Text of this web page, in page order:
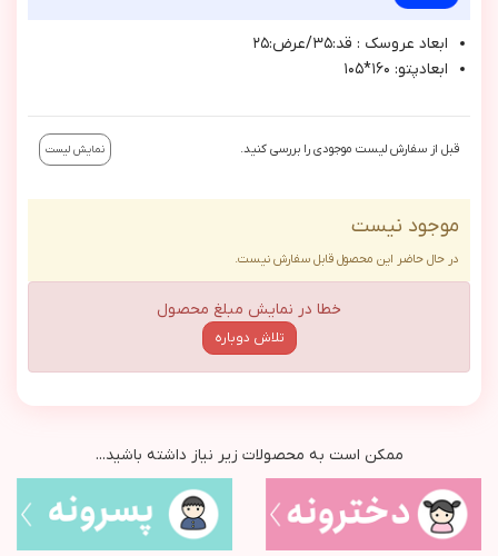
ابعاد عروسك : قد:٣٥/عرض:٢٥
ابعادپتو: ١٦٠*١٠٥
قبل از سفارش لیست موجودی را بررسی کنید. نمایش لیست
موجود نیست
در حال حاضر این محصول قابل سفارش نیست.
خطا در نمایش مبلغ محصول
تلاش دوباره
ممکن است به محصولات زیر نیاز داشته باشید...